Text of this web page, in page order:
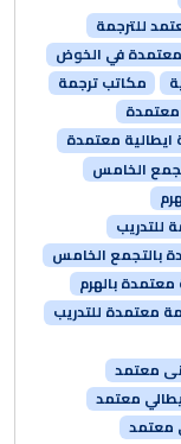
للترجمة
في الخوض
مكاتب ترجمة
معتمدة
معتمدة
الخامس
للتدريب
بالتجمع الخامس
بالهرم
معتمدة للتدريب
معتمد
معتمد
معتمد